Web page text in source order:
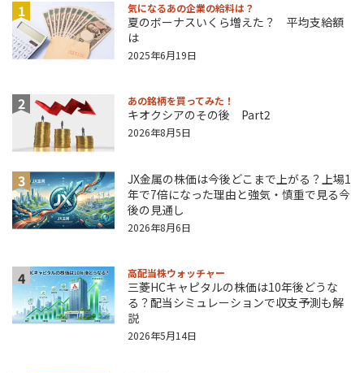
1 気になるあの企業の給料は？
夏のボーナスいくら増えた？ 平均支給額
は
2025年6月19日
2 あの銘柄を買ってみた！
キオクシアのその後 Part2
2026年8月5日
3
JX金属の株価は今後どこまで上がる？上場1
年で7倍になった理由と強気・慎重で見る今
後の見通し
2026年8月6日
4 高配当株ウォッチャー
三菱HCキャピタルの株価は10年後どうな
る？配当シミュレーションで収支予測も解
説
2026年5月14日